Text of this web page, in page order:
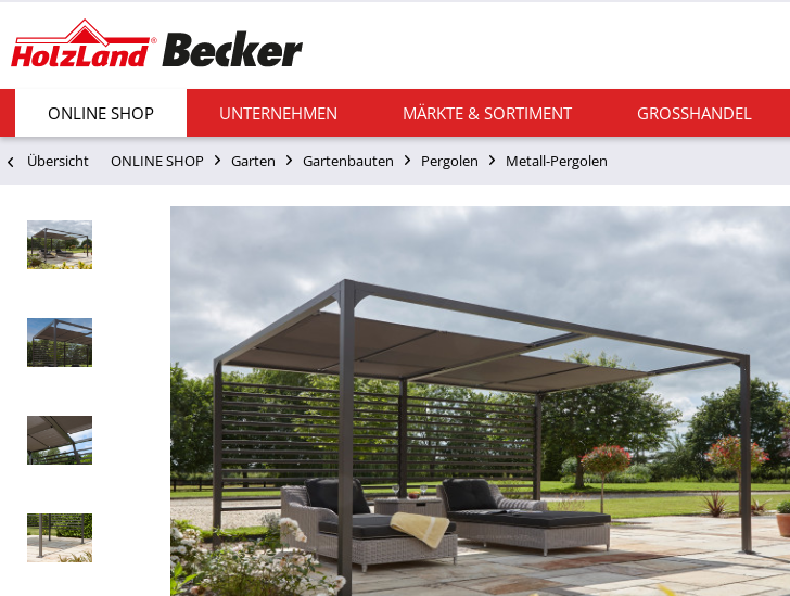
ONLINE SHOP UNTERNEHMEN MÄRKTE & SORTIMENT GROSSHANDEL
Übersicht ONLINE SHOP Garten Gartenbauten Pergolen Metall-Pergolen